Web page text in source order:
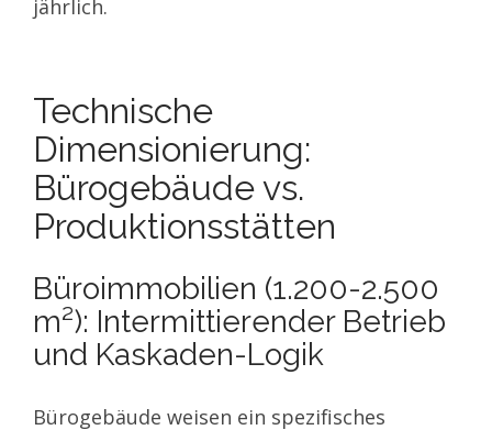
jährlich.
Technische
Dimensionierung:
Bürogebäude vs.
Produktionsstätten
Büroimmobilien (1.200-2.500
m²): Intermittierender Betrieb
und Kaskaden-Logik
Bürogebäude weisen ein spezifisches